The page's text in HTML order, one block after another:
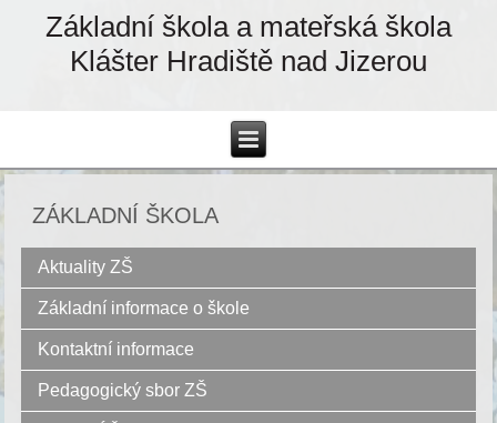
Základní škola a mateřská škola
Klášter Hradiště nad Jizerou
ZÁKLADNÍ ŠKOLA
Aktuality ZŠ
Základní informace o škole
Kontaktní informace
Pedagogický sbor ZŠ